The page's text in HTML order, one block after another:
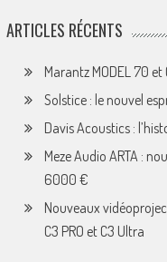
ARTICLES RÉCENTS
Marantz MODEL 70
Solstice : le nouvel
Davis Acoustics :
Meze Audio ARTA :
6000 €
Nouveaux
C3 PRO et C3 Ultra